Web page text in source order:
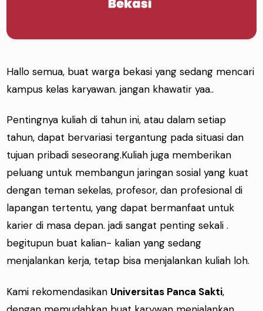
Hallo semua, buat warga bekasi yang sedang mencari
kampus kelas karyawan. jangan khawatir yaa..
Pentingnya kuliah di tahun ini, atau dalam setiap
tahun, dapat bervariasi tergantung pada situasi dan
tujuan pribadi seseorang.Kuliah juga memberikan
peluang untuk membangun jaringan sosial yang kuat
dengan teman sekelas, profesor, dan profesional di
lapangan tertentu, yang dapat bermanfaat untuk
karier di masa depan. jadi sangat penting sekali .
begitupun buat kalian- kalian yang sedang
menjalankan kerja, tetap bisa menjalankan kuliah loh.
Kami rekomendasikan Universitas Panca Sakti,